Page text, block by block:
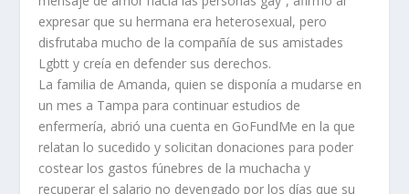
expresar que su hermana era heterosexual, pero
disfrutaba mucho de la compañía de sus amistades
Lgbtt y creía en defender sus derechos.
La familia de Amanda, quien se disponía a mudarse en
un mes a Tampa para continuar estudios de
enfermería, abrió una cuenta en GoFundMe en la que
relatan lo sucedido y solicitan donaciones para poder
costear los gastos fúnebres de la muchacha y
recuperar el salario no devengado por los días que su